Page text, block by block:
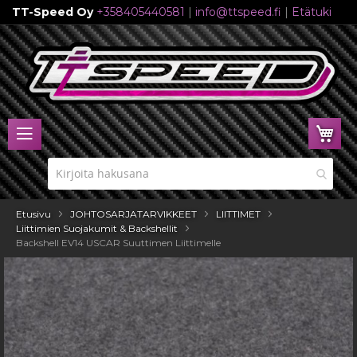
TT-Speed Oy +358405440581 | info@ttspeed.fi | Etätuki
Skip
to
Content
Etusivu JOHTOSARJATARVIKKEET
LIITTIMET
Liittimien Suojakumit & Backshellit
Backshell EV14 USCAR Suuttimen Liittimelle
Skip
to
the
end
of
the